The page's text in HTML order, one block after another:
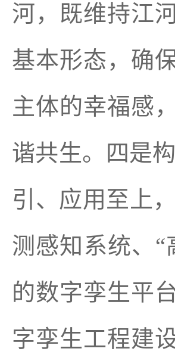
河，既维持江
基本形态，确
主体的幸福感
谐共生。四是
引、应用至上
测感知系统、
的数字孪生平
字孪生工程建